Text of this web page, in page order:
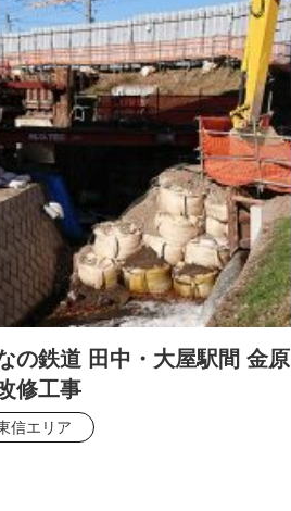
の鉄道 田中・大屋駅間 金原
修工事
信エリア